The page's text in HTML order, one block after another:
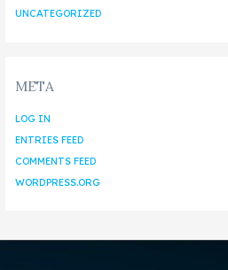
UNCATEGORIZED
META
LOG IN
ENTRIES FEED
COMMENTS FEED
WORDPRESS.ORG